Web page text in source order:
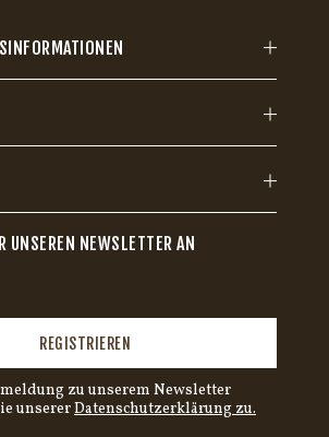
UNSEREN NEWSLETTER AN
REGISTRIEREN
zu unserem Newsletter
unsererDatenschutzerklärung zu.